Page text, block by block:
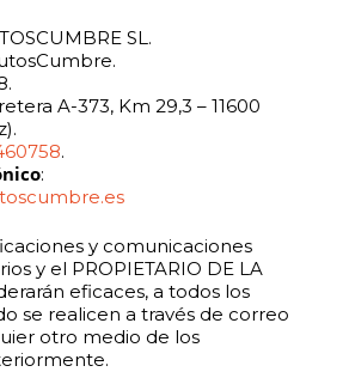
SL.
A-373, Km 29,3 – 11600
.
:
y comunicaciones
y el PROPIETARIO DE LA
eficaces, a todos los
se realicen a través de correo
otro medio de los